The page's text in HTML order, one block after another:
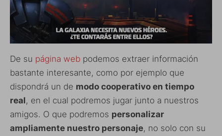
De su página web podemos extraer información
bastante interesante, como por ejemplo que
dispondrá un de modo cooperativo en tiempo
real, en el cual podremos jugar junto a nuestros
amigos. O que podremos personalizar
ampliamente nuestro personaje, no solo con su